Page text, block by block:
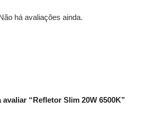
há avaliações ainda.
“Refletor Slim 20W 6500K”